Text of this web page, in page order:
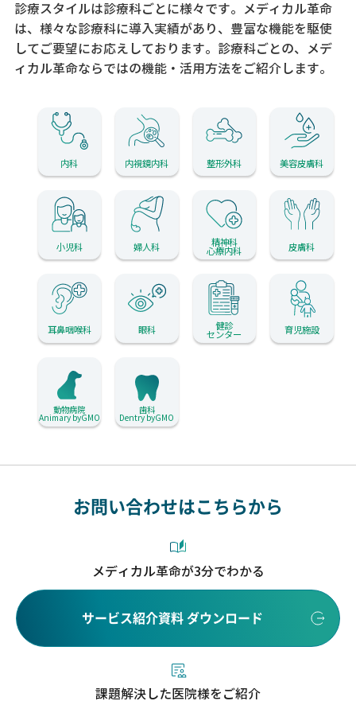
診療スタイルは診療科ごとに様々です。メディカル革命
は、様々な診療科に導入実績があり、 豊富な機能を駆使
してご要望にお応えしております。 診療科ごとの、メデ
ィカル革命ならではの機能・活用方法をご紹介します。
内科 内視鏡内科 整形外科 美容皮膚科
小児科 婦人科 精神科
心療内科 皮膚科
耳鼻咽喉科 眼科 健診
センター 育児施設
動物病院
Animary byGMO
歯科
Dentry byGMO
お問い合わせはこちらから
メディカル革命が3分でわかる
サービス紹介資料 ダウンロード
課題解決した医院様をご紹介